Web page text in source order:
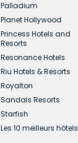
Palladium
Planet Hollywood
Princess Hotels and
Resorts
Resonance Hotels
Riu Hotels & Resorts
Royalton
Sandals Resorts
Starfish
Les 10 meilleurs hôtels